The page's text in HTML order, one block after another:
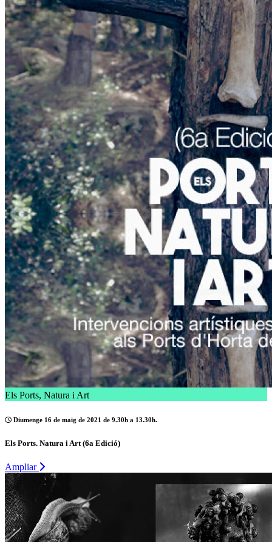
Els Ports, Natura i Art
Diumenge 16 de maig de 2021 de 9.30h a 13.30h.
Els Ports. Natura i Art (6a Edició)
Ampliar